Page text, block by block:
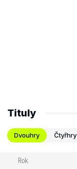
Tituly
Dvouhry Čtyřhry
Rok